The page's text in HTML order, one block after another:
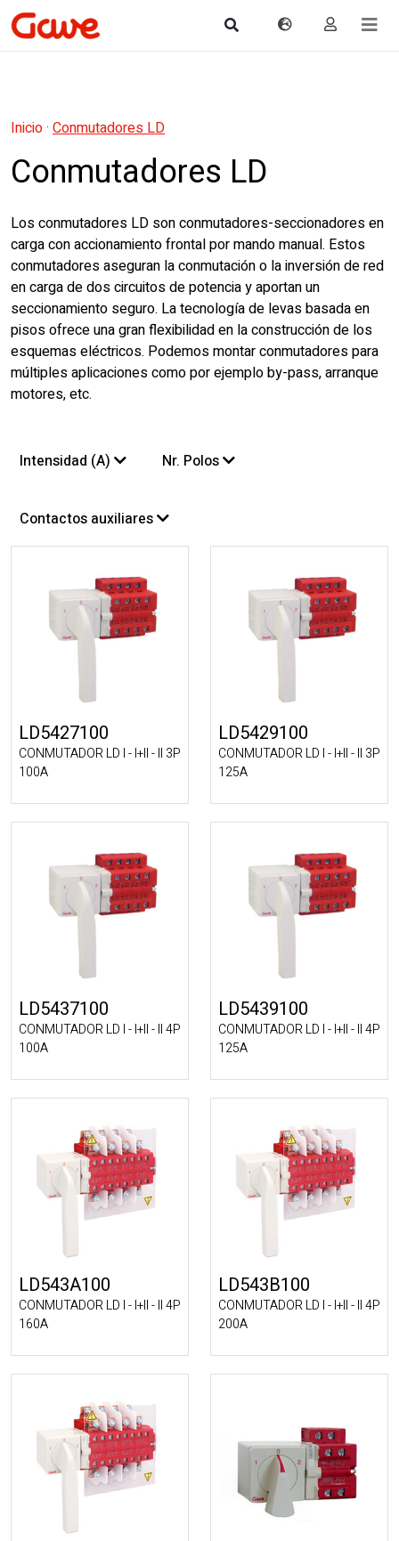
Inicio· Conmutadores LD
Conmutadores LD
Los conmutadores LD son conmutadores-seccionadores en
carga con accionamiento frontal por mando manual. Estos
conmutadores aseguran la conmutación o la inversión de red
en carga de dos circuitos de potencia y aportan un
seccionamiento seguro. La tecnología de levas basada en
pisos ofrece una gran flexibilidad en la construcción de los
esquemas eléctricos. Podemos montar conmutadores para
múltiples aplicaciones como por ejemplo by-pass, arranque
motores, etc.
Intensidad (A) Nr. Polos
Contactos auxiliares
LD5427100
CONMUTADOR LD I - I+II - II 3P
100A
LD5429100
CONMUTADOR LD I - I+II - II 3P
125A
LD5437100
CONMUTADOR LD I - I+II - II 4P
100A
LD5439100
CONMUTADOR LD I - I+II - II 4P
125A
LD543A100
CONMUTADOR LD I - I+II - II 4P
160A
LD543B100
CONMUTADOR LD I - I+II - II 4P
200A